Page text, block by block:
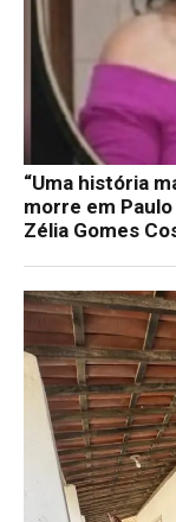
“Uma história
morre em
Zélia Gomes